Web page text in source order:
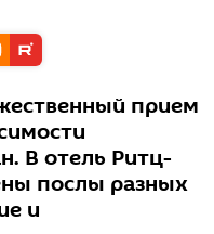
прием
В отель Ритц-
послы разных
и